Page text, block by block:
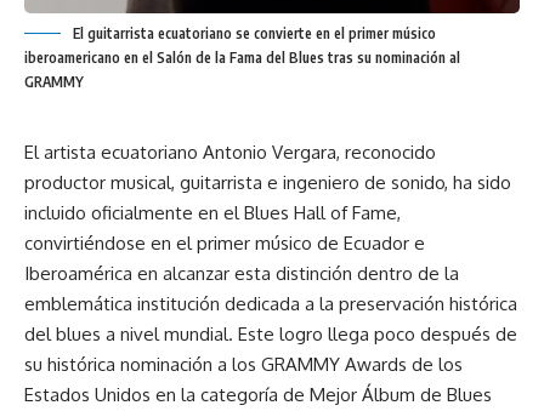
El guitarrista ecuatoriano se convierte en el primer músico
iberoamericano en el Salón de la Fama del Blues tras su nominación al
GRAMMY
El artista ecuatoriano Antonio Vergara, reconocido
productor musical, guitarrista e ingeniero de sonido, ha sido
incluido oficialmente en el Blues Hall of Fame,
convirtiéndose en el primer músico de Ecuador e
Iberoamérica en alcanzar esta distinción dentro de la
emblemática institución dedicada a la preservación histórica
del blues a nivel mundial. Este logro llega poco después de
su histórica nominación a los GRAMMY Awards de los
Estados Unidos en la categoría de Mejor Álbum de Blues